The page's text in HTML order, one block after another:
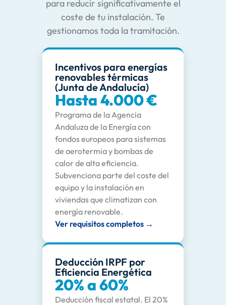
para reducir significativamente el
coste de tu instalación. Te
gestionamos toda la tramitación.
Incentivos para energías
renovables térmicas
(Junta de Andalucía)
Hasta 4.000 €
Programa de la Agencia
Andaluza de la Energía con
fondos europeos para sistemas
de aerotermia y bombas de
calor de alta eficiencia.
Subvenciona parte del coste del
equipo y la instalación en
viviendas que climatizan con
energía renovable.
Ver requisitos completos →
Deducción IRPF por
Eficiencia Energética
20% a 60%
Deducción fiscal estatal. El 20%